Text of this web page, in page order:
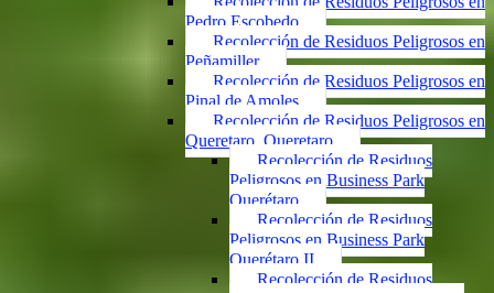
Pedro Escobedo
Recolección de Residuos Peligrosos en
Peñamiller
Recolección de Residuos Peligrosos en
Pinal de Amoles
Recolección de Residuos Peligrosos en
Queretaro, Queretaro
Recolección de Residuos
Peligrosos en Business Park
Querétaro
Recolección de Residuos
Peligrosos en Business Park
Querétaro II
Recolección de Residuos